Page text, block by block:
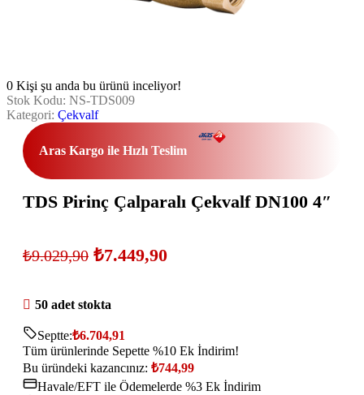
0 Kişi şu anda bu ürünü inceliyor!
Stok Kodu: NS-TDS009
Kategori: Çekvalf
Aras Kargo ile Hızlı Teslim
TDS Pirinç Çalparalı Çekvalf DN100 4″
₺9.029,90 ₺7.449,90
50 adet stokta
Septte:₺6.704,91
Tüm ürünlerinde Sepette %10 Ek İndirim!
Bu üründeki kazancınız: ₺744,99
Havale/EFT ile Ödemelerde %3 Ek İndirim